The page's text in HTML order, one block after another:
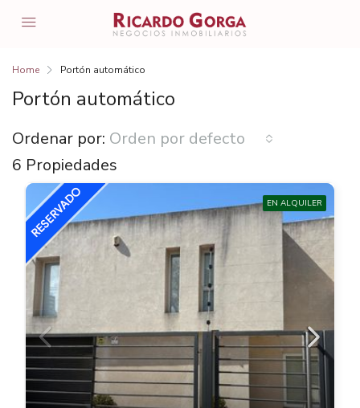
Home Portón automático
Portón automático
6 Propiedades
Ordenar por: Orden por defecto
EN ALQUILER